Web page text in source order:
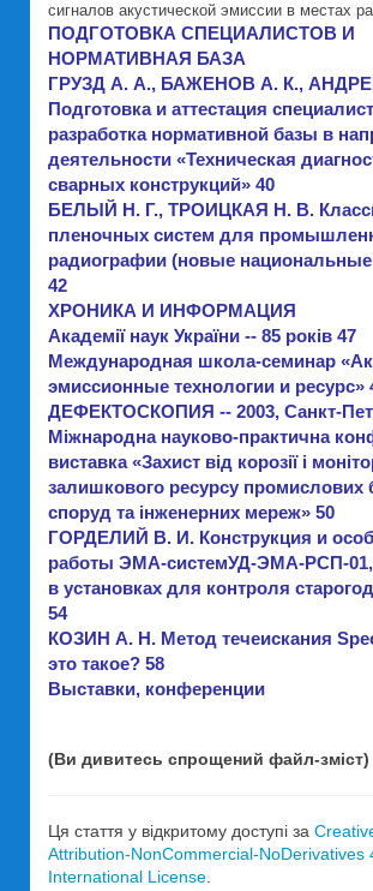
сигналов акустической эмиссии в местах
ПОДГОТОВКА СПЕЦИАЛИСТОВ И
НОРМАТИВНАЯ БАЗА
ГРУЗД А. А., БАЖЕНОВ А. К.,
Подготовка и аттестация
разработка нормативной базы в
деятельности «Техническая
сварных конструкций» 40
БЕЛЫЙ Н. Г., ТРОИЦКАЯ Н. В.
пленочных систем для
радиографии (новые
42
ХРОНИКА И ИНФОРМАЦИЯ
Академії наук України -- 85 років 47
Международная школа-семинар
эмиссионные технологии и ресурс»
ДЕФЕКТОСКОПИЯ -- 2003, Санкт-
Міжнародна науково-практична
виставка «Захист від корозії і
залишкового ресурсу промислових
споруд та інженерних мереж» 50
ГОРДЕЛИЙ В. И. Конструкция и
работы ЭМА-системУД-ЭМА-РСП-
в установках для контроля
54
КОЗИН А. Н. Метод течеискания
это такое? 58
Выставки, конференции
(Ви дивитесь спрощений файл-зміст)
Ця стаття у відкритому доступі за
Attribution-NonCommercial-NoDerivatives
International License